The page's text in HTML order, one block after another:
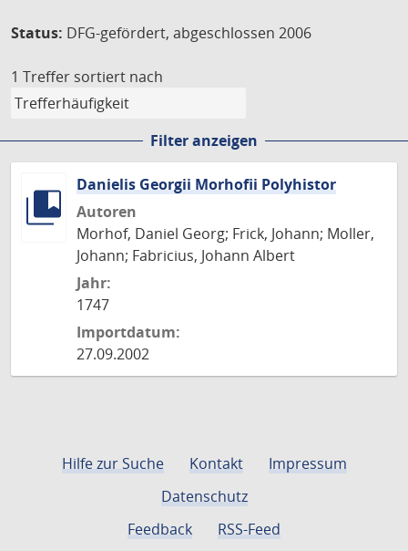
Status: DFG-gefördert, abgeschlossen 2006
1 Treffer sortiert nach
Filter anzeigen
Danielis Georgii Morhofii Polyhistor
Autoren
Morhof, Daniel Georg; Frick, Johann; Moller,
Johann; Fabricius, Johann Albert
Jahr:
1747
Importdatum:
27.09.2002
Hilfe zur Suche Kontakt
Impressum
Datenschutz
Feedback
RSS-Feed